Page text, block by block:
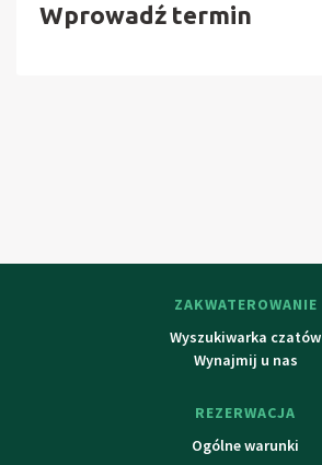
Wprowadź termin
ZAKWATEROWANIE
Wyszukiwarka czatów
Wynajmij u nas
REZERWACJA
Ogólne warunki